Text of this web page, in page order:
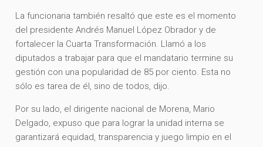
La funcionaria también resaltó que este es el momento
del presidente Andrés Manuel López Obrador y de
fortalecer la Cuarta Transformación. Llamó a los
diputados a trabajar para que el mandatario termine su
gestión con una popularidad de 85 por ciento. Esta no
sólo es tarea de él, sino de todos, dijo.
Por su lado, el dirigente nacional de Morena, Mario
Delgado, expuso que para lograr la unidad interna se
garantizará equidad, transparencia y juego limpio en el